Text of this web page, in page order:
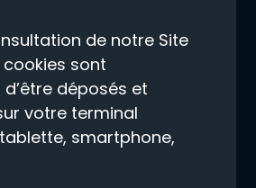
de notre Site
sont
déposés et
votre terminal
smartphone,